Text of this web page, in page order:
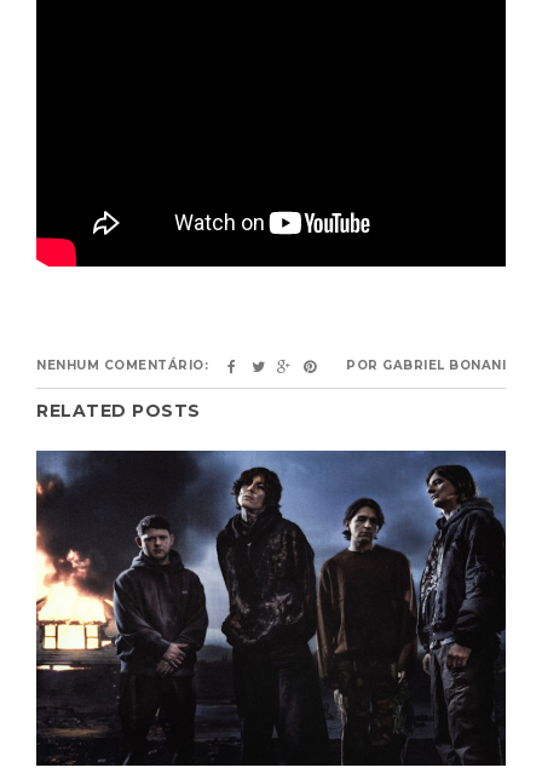
NENHUM COMENTÁRIO: POR GABRIEL BONANI
RELATED POSTS